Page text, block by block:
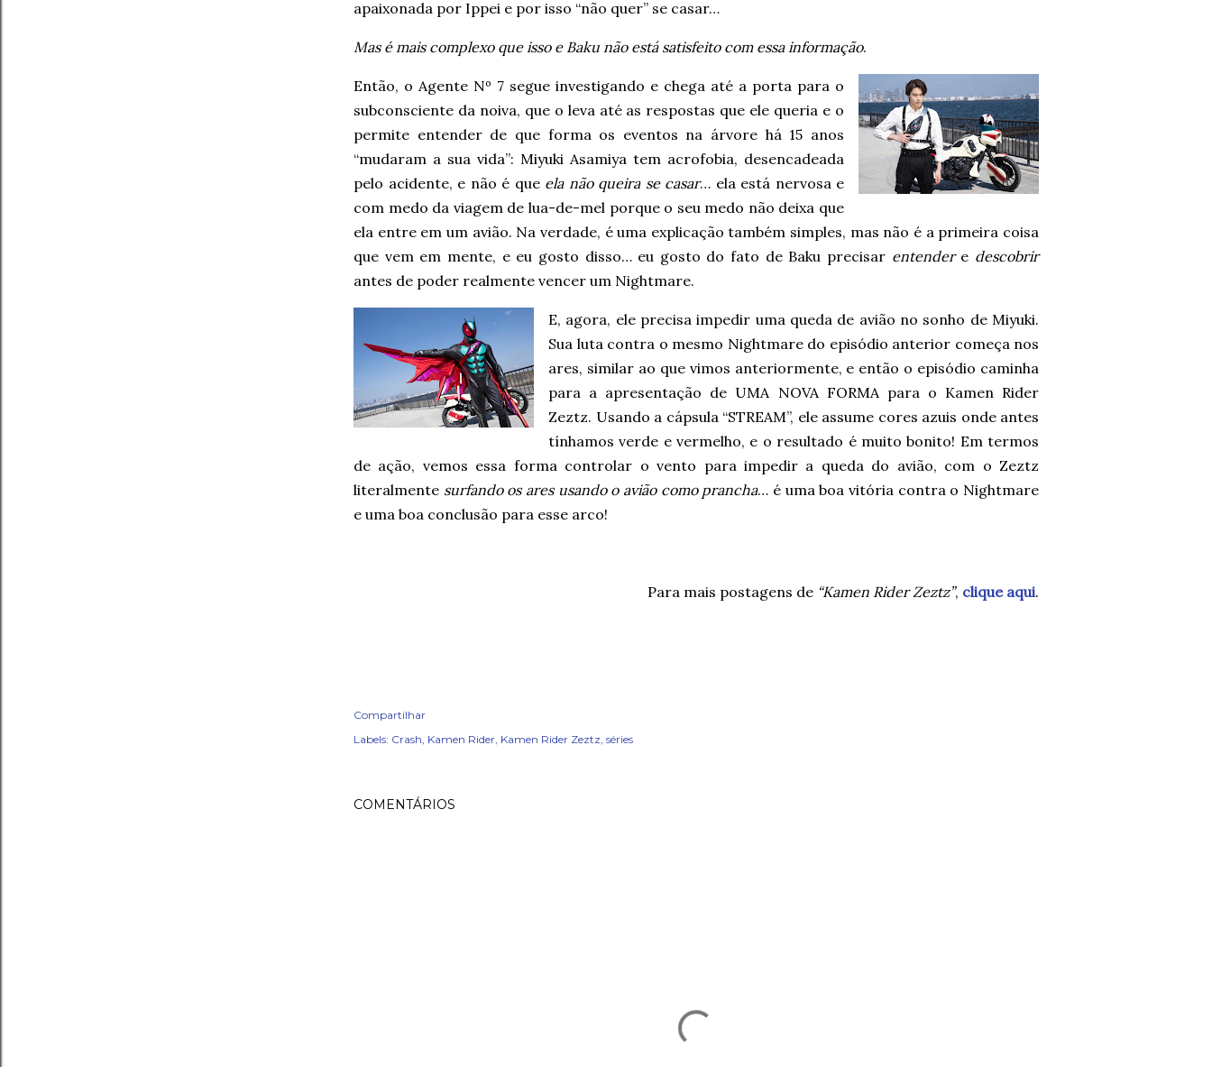
apaixonada por Ippei e por isso “não quer” se casar…
Mas é mais complexo que isso e Baku não está satisfeito com essa informação.
Então, o Agente Nº 7 segue investigando e chega até a porta para o
subconsciente da noiva, que o leva até as respostas que ele queria e o
permite entender de que forma os eventos na árvore há 15 anos
“mudaram a sua vida”: Miyuki Asamiya tem acrofobia, desencadeada
pelo acidente, e não é que ela não queira se casar… ela está nervosa e
com medo da viagem de lua-de-mel porque o seu medo não deixa que
ela entre em um avião. Na verdade, é uma explicação também simples, mas não é a primeira coisa
que vem em mente, e eu gosto disso… eu gosto do fato de Baku precisar entendere descobrir
antes de poder realmente vencer um Nightmare.
E, agora, ele precisa impedir uma queda de avião no sonho de Miyuki.
Sua luta contra o mesmo Nightmare do episódio anterior começa nos
ares, similar ao que vimos anteriormente, e então o episódio caminha
para a apresentação de UMA NOVA FORMA para o Kamen Rider
Zeztz. Usando a cápsula “STREAM”, ele assume cores azuis onde antes
tínhamos verde e vermelho, e o resultado é muito bonito! Em termos
de ação, vemos essa forma controlar o vento para impedir a queda do avião, com o Zeztz
literalmente surfando os ares usando o avião como prancha… é uma boa vitória contra o Nightmare
e uma boa conclusão para esse arco!
Para mais postagens de “Kamen Rider Zeztz”, clique aqui.
Compartilhar
Labels: Crash Kamen Rider Kamen Rider Zeztz séries
COMENTÁRIOS